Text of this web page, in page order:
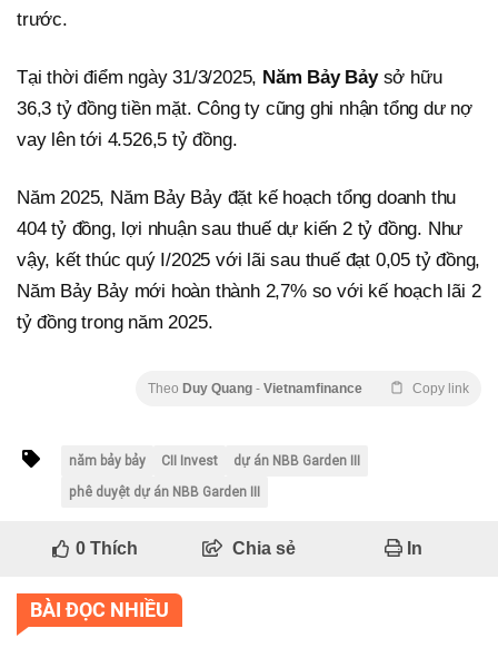
trước.
Tại thời điểm ngày 31/3/2025, Năm Bảy Bảy sở hữu
36,3 tỷ đồng tiền mặt. Công ty cũng ghi nhận tổng dư nợ
vay lên tới 4.526,5 tỷ đồng.
Năm 2025, Năm Bảy Bảy đặt kế hoạch tổng doanh thu
404 tỷ đồng, lợi nhuận sau thuế dự kiến 2 tỷ đồng. Như
vậy, kết thúc quý I/2025 với lãi sau thuế đạt 0,05 tỷ đồng,
Năm Bảy Bảy mới hoàn thành 2,7% so với kế hoạch lãi 2
tỷ đồng trong năm 2025.
Theo Duy Quang - Vietnamfinance Copy link
năm bảy bảy CII Invest
dự án NBB Garden III
phê duyệt dự án NBB Garden III
0Thích Chia sẻ In
BÀI ĐỌC NHIỀU